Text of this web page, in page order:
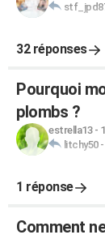
32 réponses
Pourquoi
plombs ?
estrella13-
litchy50-
1 réponse
Comment